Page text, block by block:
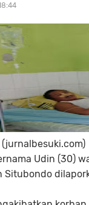
Udin (30)
Situbondo